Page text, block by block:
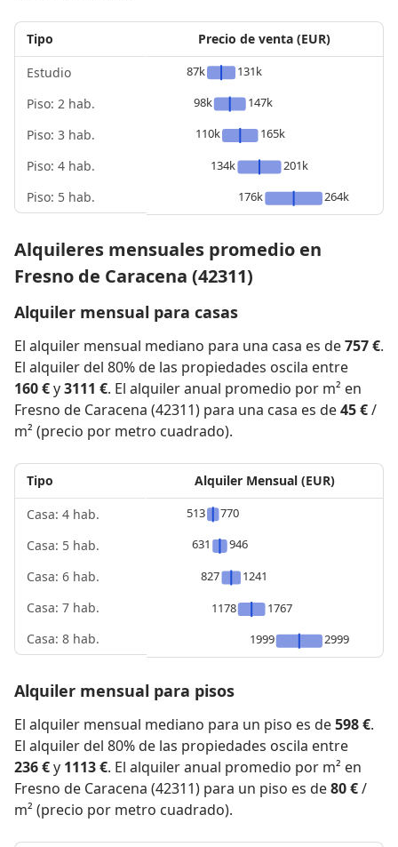
Tipo
Estudio
Piso: 2 hab.
Piso: 3 hab.
Piso: 4 hab.
Piso: 5 hab.
Precio de venta (EUR)
87k
131k
98k
147k
110k
165k
134k
201k
176k
264k
Alquileres mensuales promedio en
Fresno de Caracena (42311)
Alquiler mensual para casas
El alquiler mensual mediano para una casa es de757 €.
El alquiler del 80% de las propiedades oscila entre
160 €y3111 €. El alquiler anual promedio por m² en
Fresno de Caracena (42311) para una casa es de45 €/
m² (precio por metro cuadrado).
Tipo
Casa: 4 hab.
Casa: 5 hab.
Casa: 6 hab.
Casa: 7 hab.
Casa: 8 hab.
Alquiler Mensual (EUR)
513
770
631
946
827
1241
1178
1767
1999
2999
Alquiler mensual para pisos
El alquiler mensual mediano para un piso es de598 €.
El alquiler del 80% de las propiedades oscila entre
236 €y 1113 €. El alquiler anual promedio por m² en
Fresno de Caracena (42311) para un piso es de80 €/
m² (precio por metro cuadrado).